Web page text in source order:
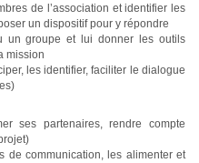
de l’association et identifier les
un dispositif pour y répondre
un groupe et lui donner les outils
mission
les identifier, faciliter le dialogue
ses partenaires, rendre compte
de communication, les alimenter et